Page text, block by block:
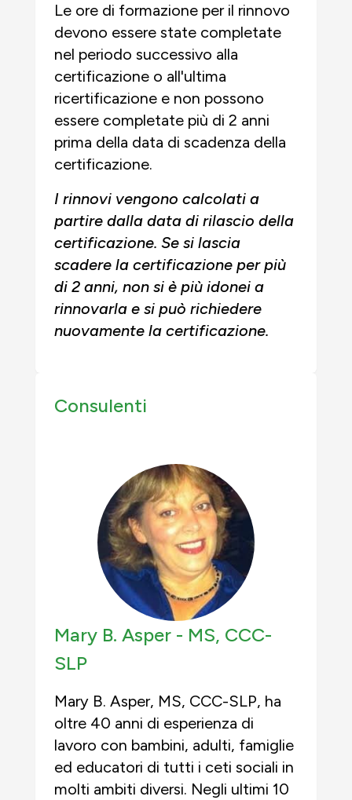
Le ore di formazione per il rinnovo
devono essere state completate
nel periodo successivo alla
certificazione o all'ultima
ricertificazione e non possono
essere completate più di 2 anni
prima della data di scadenza della
certificazione.
I rinnovi vengono calcolati a
partire dalla data di rilascio della
certificazione. Se si lascia
scadere la certificazione per più
di 2 anni, non si è più idonei a
rinnovarla e si può richiedere
nuovamente la certificazione.
Consulenti
Mary B. Asper - MS, CCC-
SLP
Mary B. Asper, MS, CCC-SLP, ha
oltre 40 anni di esperienza di
lavoro con bambini, adulti, famiglie
ed educatori di tutti i ceti sociali in
molti ambiti diversi. Negli ultimi 10